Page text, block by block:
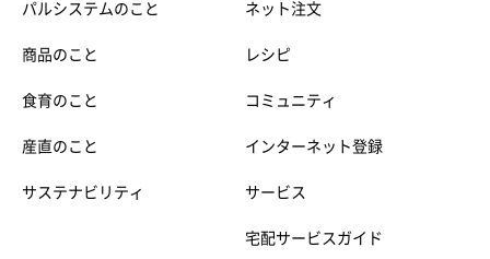
パルシステムのこと
商品のこと
食育のこと
産直のこと
サステナビリティ
ネット注文
レシピ
コミュニティ
インターネット登録
サービス
宅配サービスガイド